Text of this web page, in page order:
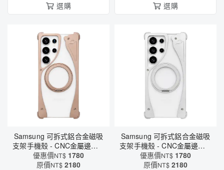
選購
選購
Samsung 可拆式鋁合金磁吸
支架手機殼 - CNC金屬邊框 ×
MagSafe磁吸 × 四角防摔保
護（6614）
優惠價NT$ 1780
原價NT$ 2180
Samsung 可拆式鋁合金磁吸
支架手機殼 - CNC金屬邊框 ×
MagSafe磁吸 × 四角防摔保
護（6614）
優惠價NT$ 1780
原價NT$ 2180